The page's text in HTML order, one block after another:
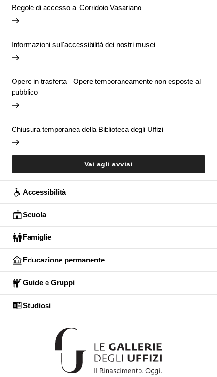
Regole di accesso al Corridoio Vasariano
Informazioni sull'accessibilità dei nostri musei
Opere in trasferta - Opere temporaneamente non esposte al
pubblico
Chiusura temporanea della Biblioteca degli Uffizi
Vai agli avvisi
Accessibilità
Scuola
Famiglie
Educazione permanente
Guide e Gruppi
Studiosi